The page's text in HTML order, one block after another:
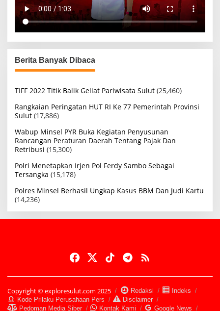
Berita Banyak Dibaca
TIFF 2022 Titik Balik Geliat Pariwisata Sulut (25,460)
Rangkaian Peringatan HUT RI Ke 77 Pemerintah Provinsi
Sulut (17,886)
Wabup Minsel PYR Buka Kegiatan Penyusunan
Rancangan Peraturan Daerah Tentang Pajak Dan
Retribusi (15,300)
Polri Menetapkan Irjen Pol Ferdy Sambo Sebagai
Tersangka (15,178)
Polres Minsel Berhasil Ungkap Kasus BBM Dan Judi Kartu
(14,236)
Copyright © exploresulut.com 2025 Redaksi
Indeks
Kode Prilaku Perusahaan Pers
Disclaimer
Pedoman Media Siber
Kontak Kami Google News